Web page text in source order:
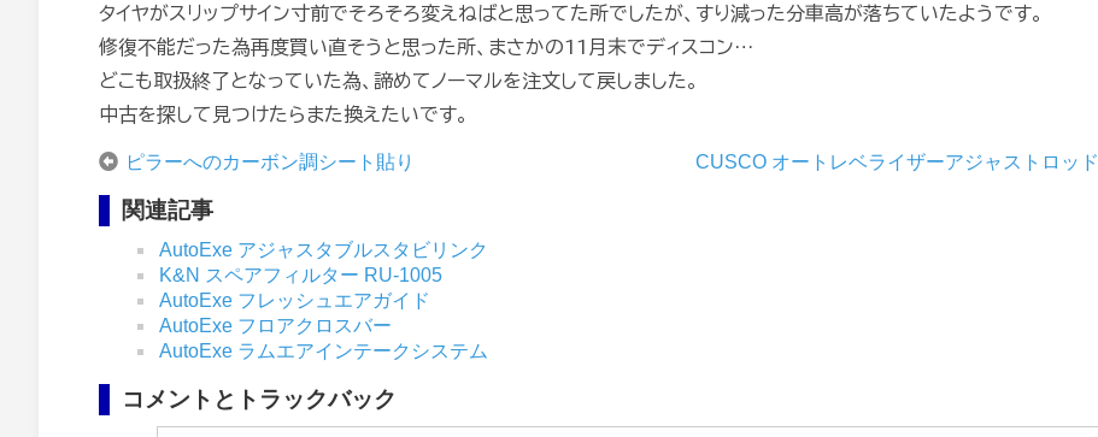
タイヤがスリップサイン寸前でそろそろ変えねばと思ってた所でしたが、すり減った分車高が落ちていたようです。
修復不能だった為再度買い直そうと思った所、まさかの11月末でディスコン…
どこも取扱終了となっていた為、諦めてノーマルを注文して戻しました。
中古を探して見つけたらまた換えたいです。
ピラーへのカーボン調シート貼り CUSCO オートレベライザーアジャストロッド
関連記事
AutoExe アジャスタブルスタビリンク
K&N スペアフィルター RU-1005
AutoExe フレッシュエアガイド
AutoExe フロアクロスバー
AutoExe ラムエアインテークシステム
コメントとトラックバック